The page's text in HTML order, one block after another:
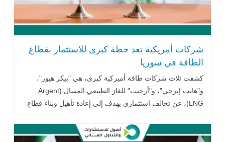
شركات أمريكية تعد خطة كبرى للاستثمار بقطاع
الطاقة في سوريا
كشفت ثلاث شركات طاقة أميركية كبرى، هي "بيكر هيوز"،
و"هانت إنرجي"، و"أرجنت" للغاز الطبيعي المسال (Argent
LNG)، عن تحالف استثماري يهدف إلى إعادة تأهيل وبناء قطاع